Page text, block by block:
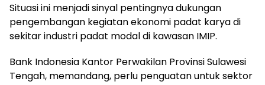
Situasi ini menjadi sinyal pentingnya dukungan
pengembangan kegiatan ekonomi padat karya di
sekitar industri padat modal di kawasan IMIP.
Bank Indonesia Kantor Perwakilan Provinsi Sulawesi
Tengah, memandang, perlu penguatan untuk sektor